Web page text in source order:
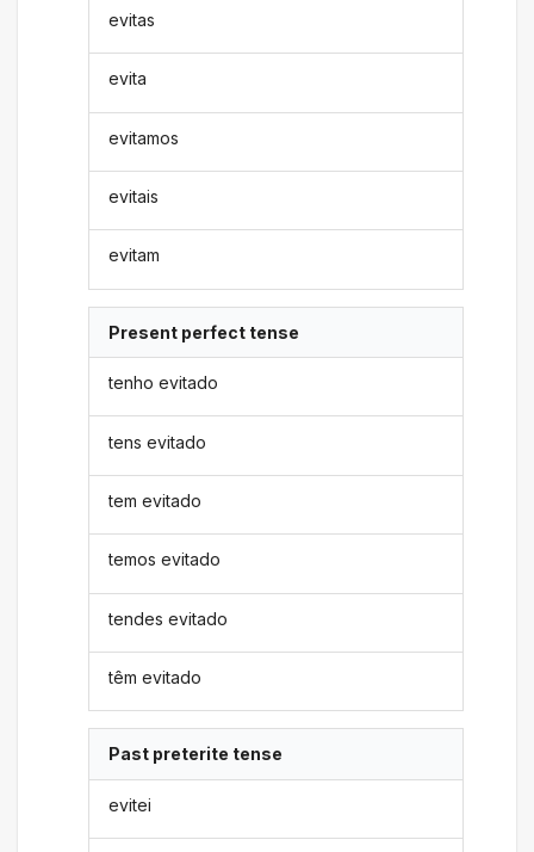
evitas
evita
evitamos
evitais
evitam
Present perfect tense
tenho evitado
tens evitado
tem evitado
temos evitado
tendes evitado
têm evitado
Past preterite tense
evitei